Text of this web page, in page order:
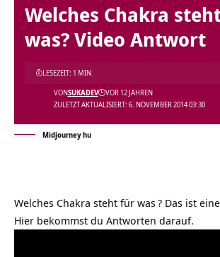
Welches Chakra
was? Video Antwort
ZULETZT AKTUALISIERT: 6. NOVEMBER 2014 03:30
VONSUKADEV VOR 12 JAHREN
LESEZEIT: 1 MIN
Midjourney hu
Welches Chakra steht für was? Das ist
Hier bekommst du Antworten darauf.